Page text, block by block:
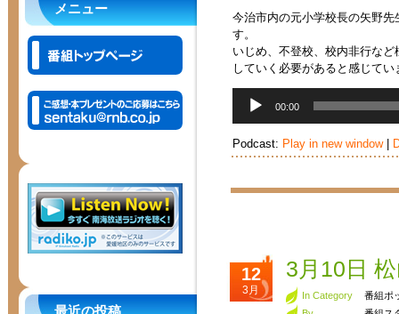
メニュー
最近の投稿
今治市内の元小学校長の矢野
す。
いじめ、不登校、校内非行な
していく必要があると感じてい
レ
ー
00:00
Podcast: Play in new window|
12
3月
3月10日
In Category
番組ポ